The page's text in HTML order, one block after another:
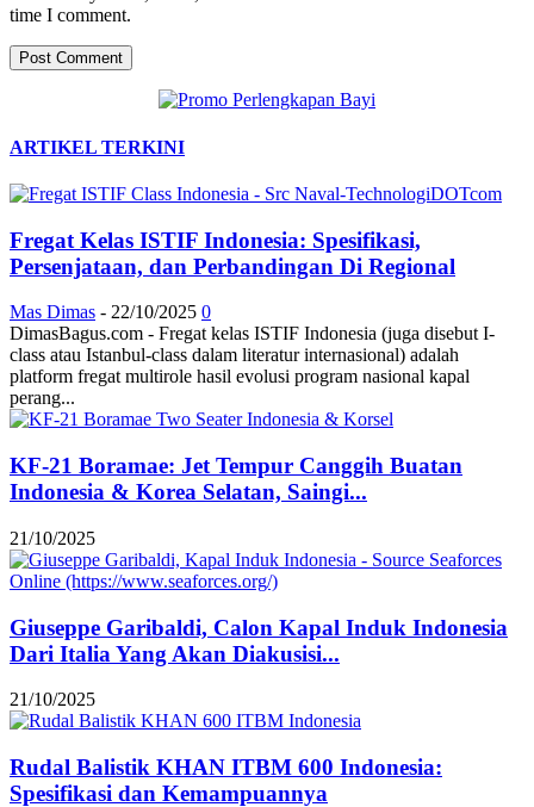
time I comment.
ARTIKEL TERKINI
Fregat Kelas ISTIF Indonesia: Spesifikasi,
Persenjataan, dan Perbandingan Di Regional
Mas Dimas - 22/10/2025 0
DimasBagus.com - Fregat kelas ISTIF Indonesia (juga disebut I-
class atau Istanbul-class dalam literatur internasional) adalah
platform fregat multirole hasil evolusi program nasional kapal
perang...
KF-21 Boramae: Jet Tempur Canggih Buatan
Indonesia & Korea Selatan, Saingi...
21/10/2025
Giuseppe Garibaldi, Calon Kapal Induk Indonesia
Dari Italia Yang Akan Diakusisi...
21/10/2025
Rudal Balistik KHAN ITBM 600 Indonesia:
Spesifikasi dan Kemampuannya